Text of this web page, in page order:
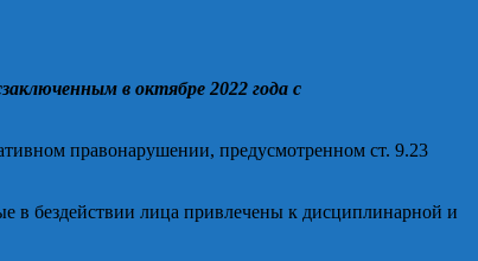
заключенным в октябре 2022 года с
правонарушении, предусмотренном ст. 9.23
в бездействии лица привлечены к дисциплинарной и